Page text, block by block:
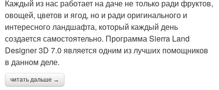
Каждый из нас работает на даче не только ради фруктов,
овощей, цветов и ягод, но и ради оригинального и
интересного ландшафта, который каждый день
создается самостоятельно. Программа Sierra Land
Designer 3D 7.0 является одним из лучших помощников
в данном деле.
читать дальше →